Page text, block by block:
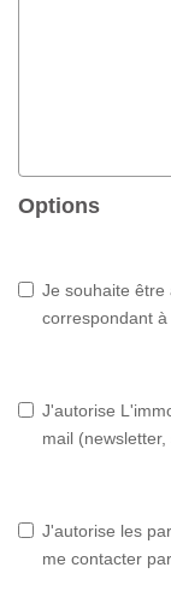
Options
Je souhaite être
correspondant
J'autorise
mail
J'autorise les
me contacter